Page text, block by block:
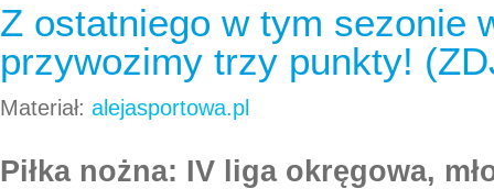
Z ostatniego w tym sezonie
przywozimy trzy punkty!
Materiał: alejasportowa.pl
Piłka nożna: IV liga okręgowa,